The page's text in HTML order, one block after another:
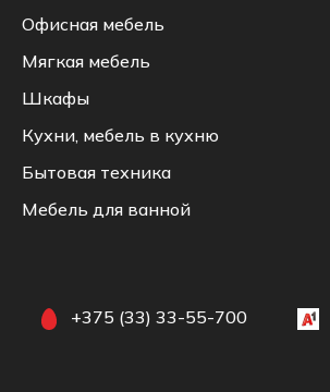
Офисная мебель
Мягкая мебель
Шкафы
Кухни, мебель в кухню
Бытовая техника
Мебель для ванной
+375 (33) 33-55-700